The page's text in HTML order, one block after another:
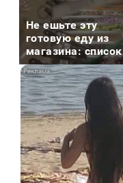
Не ешьте эту
готовую еду из
магазина: список